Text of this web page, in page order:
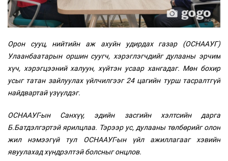
Орон сууц, нийтийн аж ахуйн удирдах газар (ОСНААУГ)
Улаанбаатарын оршин суугч, хэрэглэгчдийг дулааны эрчим
хүч, хэрэгцээний халуун, хүйтэн усаар хангадаг. Мөн бохир
усыг татан зайлуулах үйлчилгээг 24 цагийн турш тасралтгүй
найдвартай үзүүлдэг.
ОСНААУГ-ын Санхүү, эдийн засгийн хэлтсийн дарга
Б.Батдэлгэртэй ярилцлаа. Тэрээр ус, дулааны төлбөрийг олон
жил нэмээгүй тул ОСНААУГ-ын үйл ажиллагааг хэвийн
явуулахад хүндрэлтэй болсныг онцлов.